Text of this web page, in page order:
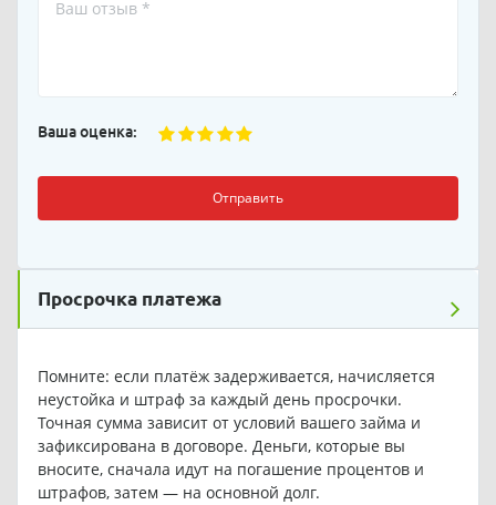
Ваша оценка:
Отправить
Просрочка платежа
Помните: если платёж задерживается, начисляется
неустойка и штраф за каждый день просрочки.
Точная сумма зависит от условий вашего займа и
зафиксирована в договоре. Деньги, которые вы
вносите, сначала идут на погашение процентов и
штрафов, затем — на основной долг.